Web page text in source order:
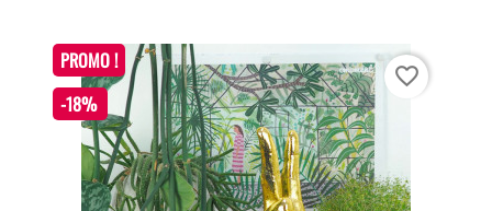
PROMO !
-18%
favorite_border